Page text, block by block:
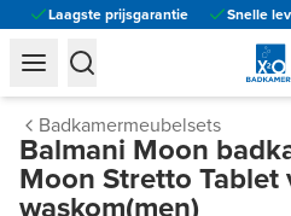
Laagste prijsgarantie Snelle
Badkamermeubelsets
Balmani Moon
Moon Stretto Tablet